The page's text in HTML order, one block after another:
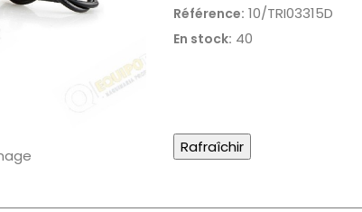
Référence: 10/TRI03315D
En stock: 40